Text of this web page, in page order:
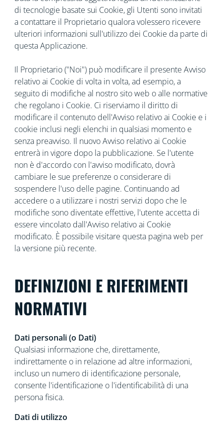
di tecnologie basate sui Cookie, gli Utenti sono invitati
a contattare il Proprietario qualora volessero ricevere
ulteriori informazioni sull'utilizzo dei Cookie da parte di
questa Applicazione.
Il Proprietario ("Noi") può modificare il presente Avviso
relativo ai Cookie di volta in volta, ad esempio, a
seguito di modifiche al nostro sito web o alle normative
che regolano i Cookie. Ci riserviamo il diritto di
modificare il contenuto dell'Avviso relativo ai Cookie e i
cookie inclusi negli elenchi in qualsiasi momento e
senza preavviso. Il nuovo Avviso relativo ai Cookie
entrerà in vigore dopo la pubblicazione. Se l'utente
non è d'accordo con l'avviso modificato, dovrà
cambiare le sue preferenze o considerare di
sospendere l'uso delle pagine. Continuando ad
accedere o a utilizzare i nostri servizi dopo che le
modifiche sono diventate effettive, l'utente accetta di
essere vincolato dall'Avviso relativo ai Cookie
modificato. È possibile visitare questa pagina web per
la versione più recente.
DEFINIZIONI E RIFERIMENTI
NORMATIVI
Dati personali (o Dati)
Qualsiasi informazione che, direttamente,
indirettamente o in relazione ad altre informazioni,
incluso un numero di identificazione personale,
consente l'identificazione o l'identificabilità di una
persona fisica.
Dati di utilizzo